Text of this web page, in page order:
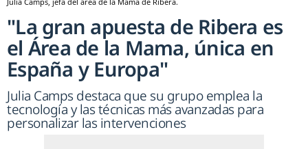
"La gran apuesta de Ribera es
el Área de la Mama, única en
España y Europa"
Julia Camps destaca que su grupo emplea la
tecnología y las técnicas más avanzadas para
personalizar las intervenciones